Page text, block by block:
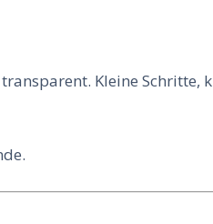
Kleine Schritte,